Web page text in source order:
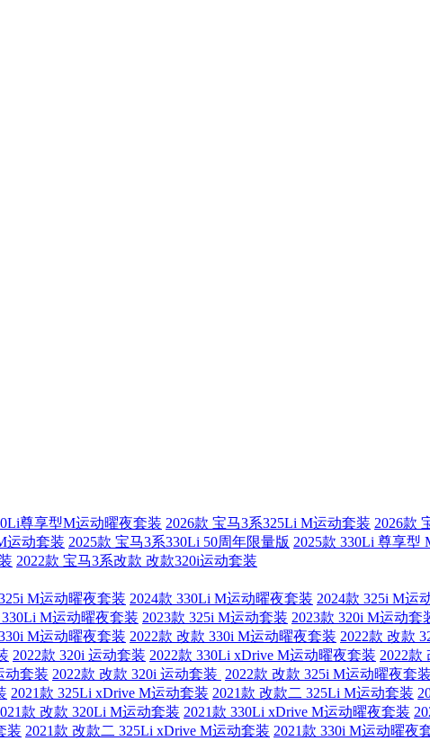
尊享型M运动曜夜套装 2026款 宝马3系325Li M运动套装 2026款
运动套装 2025款 宝马3系330Li 50周年限量版 2025款 330Li 尊享型
2022款 宝马3系改款 改款320i运动套装
M运动曜夜套装 2024款 330Li M运动曜夜套装 2024款 325i M运
330Li M运动曜夜套装 2023款 325i M运动套装 2023款 320i M运动套
M运动曜夜套装 2022款 改款 330i M运动曜夜套装 2022款 改款
2022款 320i 运动套装 2022款 330Li xDrive M运动曜夜套装 2022款
动套装 2022款 改款 320i 运动套装 2022款 改款 325i M运动曜夜套装
2021款 325Li xDrive M运动套装 2021款 改款二 325Li M运动套装
款 改款 320Li M运动套装 2021款 330Li xDrive M运动曜夜套装
装 2021款 改款二 325Li xDrive M运动套装 2021款 330i M运动曜夜